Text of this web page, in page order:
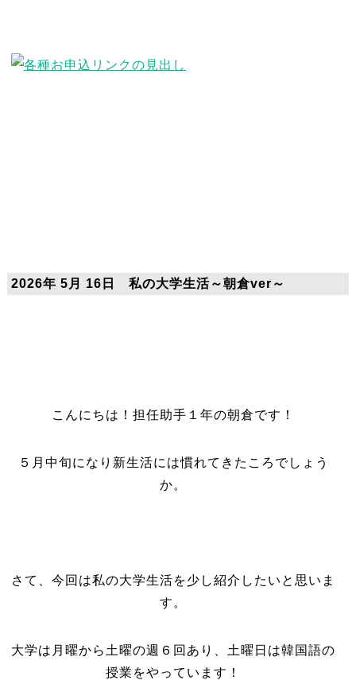
2026年 5月 16日 私の大学生活～朝倉ver～
こんにちは！担任助手１年の朝倉です！
５月中旬になり新生活には慣れてきたころでしょう
か。
さて、今回は私の大学生活を少し紹介したいと思いま
す。
大学は月曜から土曜の週６回あり、土曜日は韓国語の
授業をやっています！